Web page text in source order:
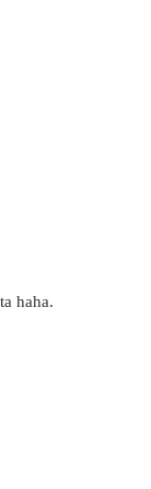
haha.